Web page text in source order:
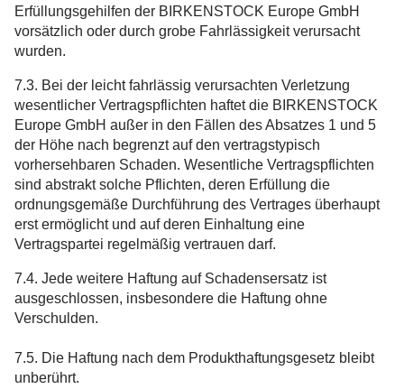
Erfüllungsgehilfen der BIRKENSTOCK Europe GmbH
vorsätzlich oder durch grobe Fahrlässigkeit verursacht
wurden.
7.3. Bei der leicht fahrlässig verursachten Verletzung
wesentlicher Vertragspflichten haftet die BIRKENSTOCK
Europe GmbH außer in den Fällen des Absatzes 1 und 5
der Höhe nach begrenzt auf den vertragstypisch
vorhersehbaren Schaden. Wesentliche Vertragspflichten
sind abstrakt solche Pflichten, deren Erfüllung die
ordnungsgemäße Durchführung des Vertrages überhaupt
erst ermöglicht und auf deren Einhaltung eine
Vertragspartei regelmäßig vertrauen darf.
7.4. Jede weitere Haftung auf Schadensersatz ist
ausgeschlossen, insbesondere die Haftung ohne
Verschulden.
7.5. Die Haftung nach dem Produkthaftungsgesetz bleibt
unberührt.